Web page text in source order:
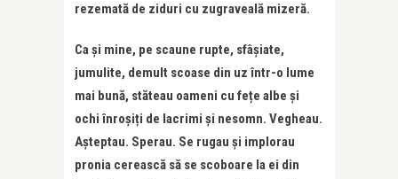
rezemată de ziduri cu zugraveală mizeră.
Ca și mine, pe scaune rupte, sfâșiate,
jumulite, demult scoase din uz într-o lume
mai bună, stăteau oameni cu fețe albe și
ochi înroșiți de lacrimi și nesomn. Vegheau.
Așteptau. Sperau. Se rugau și implorau
pronia cerească să se scoboare la ei din